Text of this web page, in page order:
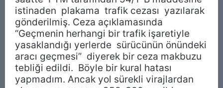
istinaden plakama trafik cezası yazılarak
gönderilmiş. Ceza açıklamasında
“Geçmenin herhangi bir trafik işaretiyle
yasaklandığı yerlerde sürücünün önündeki
aracı geçmesi” diyerek bir ceza makbuzu
tebliği edildi. Böyle bir kural hatası
yapmadım. Ancak yol sürekli virajlardan